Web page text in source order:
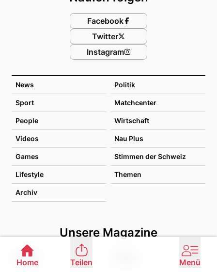
News Politik
Sport Matchcenter
People Wirtschaft
Videos Nau Plus
Games Stimmen der Schweiz
Lifestyle Themen
Archiv
Unsere Magazine
Health
Facebook
Twitter
Instagram
Home Teilen Menü